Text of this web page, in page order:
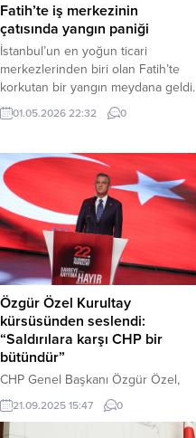
Fatih’te iş merkezinin
çatısında yangın paniği
İstanbul’un en yoğun ticari
merkezlerinden biri olan Fatih’te
korkutan bir yangın meydana geldi.
Mercan Mahallesi, Uzunçarşı
Caddesi üzerinde bulunan 5 katlı
belirlenemeyen bir sebeple alevler
yükselmeye başladı. Tarihi
yarımadanın dar sokaklarında
yükselen yoğun dumanlar,
çevredeki vatandaşlar ve esnaf
arasında kısa süreli paniğe neden
oldu....
01.05.2026 22:32 0
Özgür Özel Kurultay
kürsüsünden seslendi:
“Saldırılara karşı CHP bir
bütündür”
CHP Genel Başkanı Özgür Özel,
partisinin “Darbeye ve Kayyıma
Hayır” gündemiyle toplanan 22.
Olağanüstü Kurultayı’nda yaptığı
21.09.2025 15:47 0